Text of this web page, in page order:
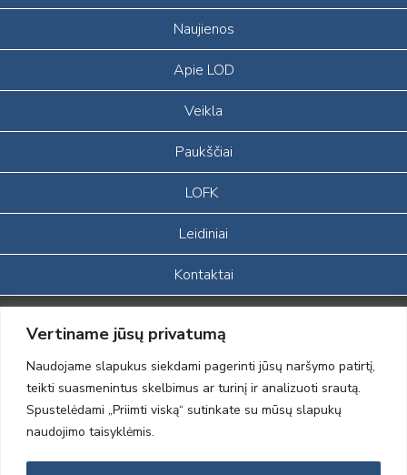
Vertiname jūsų privatumą
Naudojame slapukus siekdami pagerinti jūsų naršymo patirtį,
teikti suasmenintus skelbimus ar turinį ir analizuoti srautą.
Spustelėdami „Priimti viską“ sutinkate su mūsų slapukų
naudojimo taisyklėmis.
Naujienos
Apie LOD
Veikla
Paukščiai
LOFK
Leidiniai
Kontaktai
Portalas sukurtas įgyvendinant Lietuvos Respublikos, Europos
ekonominės erdvės ir Norvegijos finansinių mechanizmų iš dalies
finansuojamą paprojektį
„LOD visuomeninės /gamtosauginės veiklos sustiprinimas ir įvaizdžio
formavimas įtraukiant visuomenę į aplinkosauginių tyrimų veiklą“
(paprojekčio
įgyvendinimo sutarties numeris 2004-LT0008-NVO-1EEE/NOR-02-